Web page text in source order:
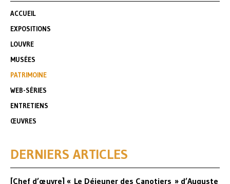
ACCUEIL
EXPOSITIONS
LOUVRE
MUSÉES
PATRIMOINE
WEB-SÉRIES
ENTRETIENS
ŒUVRES
DERNIERS ARTICLES
[Chef d’œuvre] « Le Déjeuner des Canotiers » d’Auguste